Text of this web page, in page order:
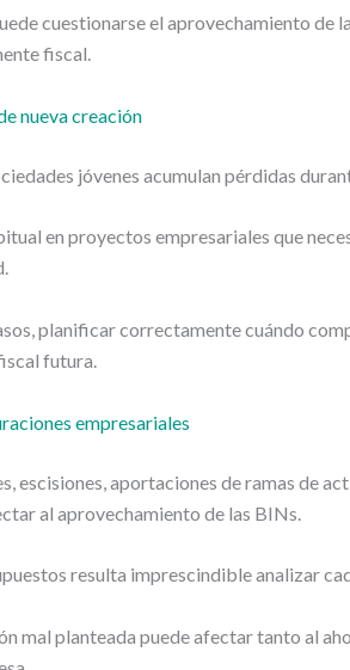
cuestionarse el aprovechamiento de
fiscal.
nueva creación
jóvenes acumulan pérdidas
en proyectos empresariales que
planificar correctamente cuándo
futura.
empresariales
escisiones, aportaciones de ramas de
al aprovechamiento de las BINs.
resulta imprescindible analizar
mal planteada puede afectar tanto al